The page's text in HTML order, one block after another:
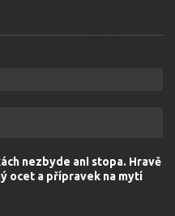
nezbyde ani stopa. Hravě
ocet a přípravek na mytí